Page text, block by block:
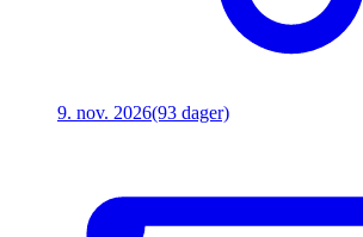
9. nov. 2026(93 dager)